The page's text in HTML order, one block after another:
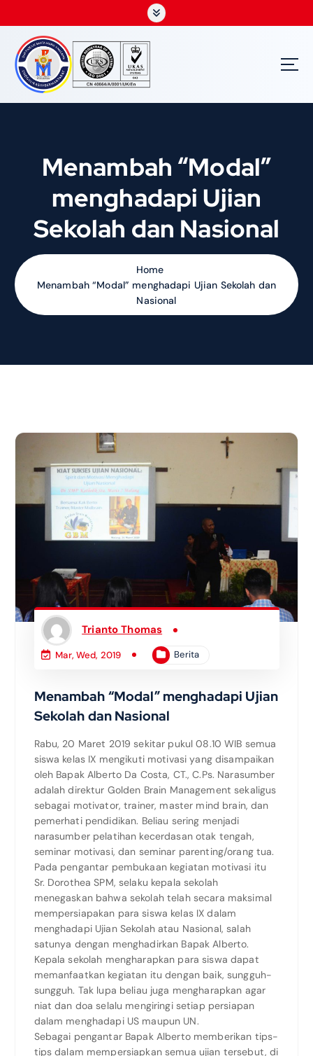
Menambah “Modal”
menghadapi Ujian
Sekolah dan Nasional
Home
Menambah “Modal” menghadapi Ujian Sekolah dan
Nasional
Trianto Thomas
Mar, Wed, 2019 Berita
Menambah “Modal” menghadapi Ujian
Sekolah dan Nasional
Rabu, 20 Maret 2019 sekitar pukul 08.10 WIB semua
siswa kelas IX mengikuti motivasi yang disampaikan
oleh Bapak Alberto Da Costa, CT., C.Ps. Narasumber
adalah direktur Golden Brain Management sekaligus
sebagai motivator, trainer, master mind brain, dan
pemerhati pendidikan. Beliau sering menjadi
narasumber pelatihan kecerdasan otak tengah,
seminar motivasi, dan seminar parenting/orang tua.
Pada pengantar pembukaan kegiatan motivasi itu
Sr. Dorothea SPM, selaku kepala sekolah
menegaskan bahwa sekolah telah secara maksimal
mempersiapakan para siswa kelas IX dalam
menghadapi Ujian Sekolah atau Nasional, salah
satunya dengan menghadirkan Bapak Alberto.
Kepala sekolah mengharapkan para siswa dapat
memanfaatkan kegiatan itu dengan baik, sungguh-
sungguh. Tak lupa beliau juga mengharapkan agar
niat dan doa selalu mengiringi setiap persiapan
dalam menghadapi US maupun UN.
Sebagai pengantar Bapak Alberto memberikan tips-
tips dalam mempersiapkan semua ujian tersebut, di